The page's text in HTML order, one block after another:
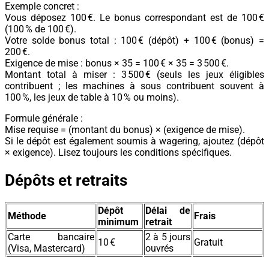
Exemple concret :
Vous déposez 100 €. Le bonus correspondant est de 100 €
(100 % de 100 €).
Votre solde bonus total : 100 € (dépôt) + 100 € (bonus) =
200 €.
Exigence de mise : bonus × 35 = 100 € × 35 = 3 500 €.
Montant total à miser : 3 500 € (seuls les jeux éligibles
contribuent ; les machines à sous contribuent souvent à
100 %, les jeux de table à 10 % ou moins).
Formule générale :
Mise requise = (montant du bonus) × (exigence de mise).
Si le dépôt est également soumis à wagering, ajoutez (dépôt
× exigence). Lisez toujours les conditions spécifiques.
Dépôts et retraits
Méthode
Dépôt
minimum
Délai de
retrait
Frais
Carte bancaire
(Visa, Mastercard)
10 €
2 à 5 jours
ouvrés
Gratuit